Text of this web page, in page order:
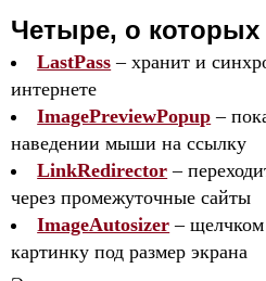
Четыре, о которых
LastPass – хранит и
интернете
ImagePreviewPopup –
наведении мыши на ссылку
LinkRedirector –
через промежуточные сайты
ImageAutosizer – щелчком
картинку под размер экрана